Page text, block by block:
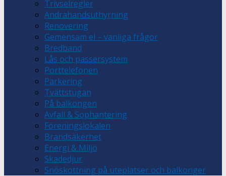
Trivselregler
Andrahandsuthyrning
Renovering
Gemensam el – vanliga frågor
Bredband
Lås och passersystem
Porttelefonen
Parkering
Tvättstugan
På balkongen
Avfall & Sophantering
Föreningslokalen
Brandsäkerhet
Energi & Miljö
Skadedjur
Snöskottning på uteplatser och balkonger